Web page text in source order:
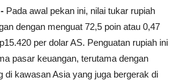
Pada awal pekan ini, nilai tukar rupiah
dengan menguat 72,5 poin atau 0,47
per dolar AS. Penguatan rupiah ini
pasar keuangan, terutama dengan
di kawasan Asia yang juga bergerak di